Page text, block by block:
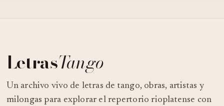
LetrasTango
Un archivo vivo de letras de tango, obras, artistas y
milongas para explorar el repertorio rioplatense con